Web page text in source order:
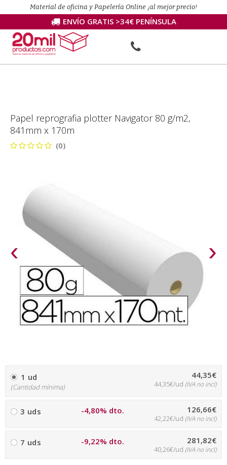
Material de oficina y Papelería Online ¡al mejor precio!
ENVÍO GRATIS >34€ PENÍNSULA
Papel reprografia plotter Navigator 80 g/m2,
841mm x 170m
(0)
‹ ›
1 ud
(Cantidad mínima)
44,35€
44,35€/ud (IVA no incl)
3 uds -4,80% dto. 126,66€
42,22€/ud (IVA no incl)
7 uds -9,22% dto. 281,82€
40,26€/ud (IVA no incl)